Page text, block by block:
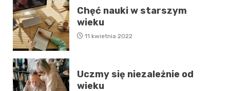
Chęć nauki w starszym
wieku
11 kwietnia 2022
Uczmy się niezależnie od
wieku